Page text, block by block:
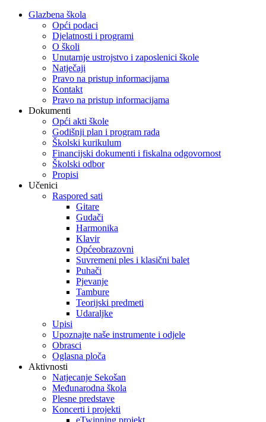
Glazbena škola
Opći podaci
Djelatnosti i programi
O školi
Unutarnje ustrojstvo i zaposlenici škole
Natječaji
Pravo na pristup informacijama
Kontakt
Pravo na pristup informacijama
Dokumenti
Opći akti škole
Godišnji plan i program rada
Školski kurikulum
Financijski dokumenti i fiskalna odgovornost
Školski odbor
Propisi
Učenici
Raspored sati
Gitare
Gudači
Harmonika
Klavir
Općeobrazovni
Suvremeni ples i klasični balet
Puhači
Pjevanje
Tambure
Teorijski predmeti
Udaraljke
Upisi
Upoznajte naše instrumente i odjele
Obrasci
Oglasna ploča
Aktivnosti
Natjecanje Sekošan
Međunarodna škola
Plesne predstave
Koncerti i projekti
eTwinning projekt